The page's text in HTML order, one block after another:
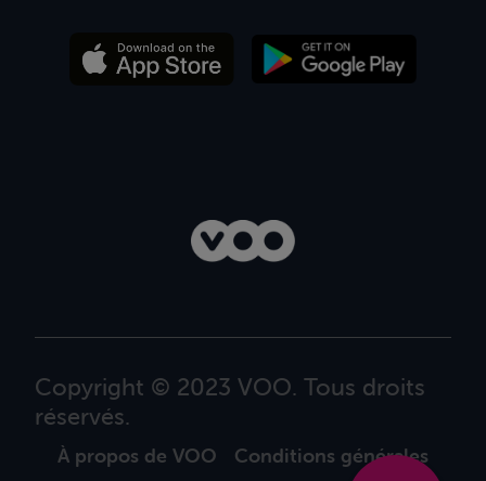
Copyright © 2023 VOO. Tous droits
réservés.
À propos de VOO Conditions générales